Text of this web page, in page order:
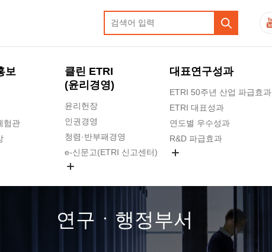
보
험관
클린 ETRI
(윤리경영)
윤리헌장
인권경영
청렴·반부패경영
e-신문고(ETRI 신고센터)
고객의소리
수의계약 현황
대표연구성과
ETRI 50주년 산업 파급효과
ETRI 대표성과
연도별 우수성과
R&D 파급효과
연구ㆍ행정부서